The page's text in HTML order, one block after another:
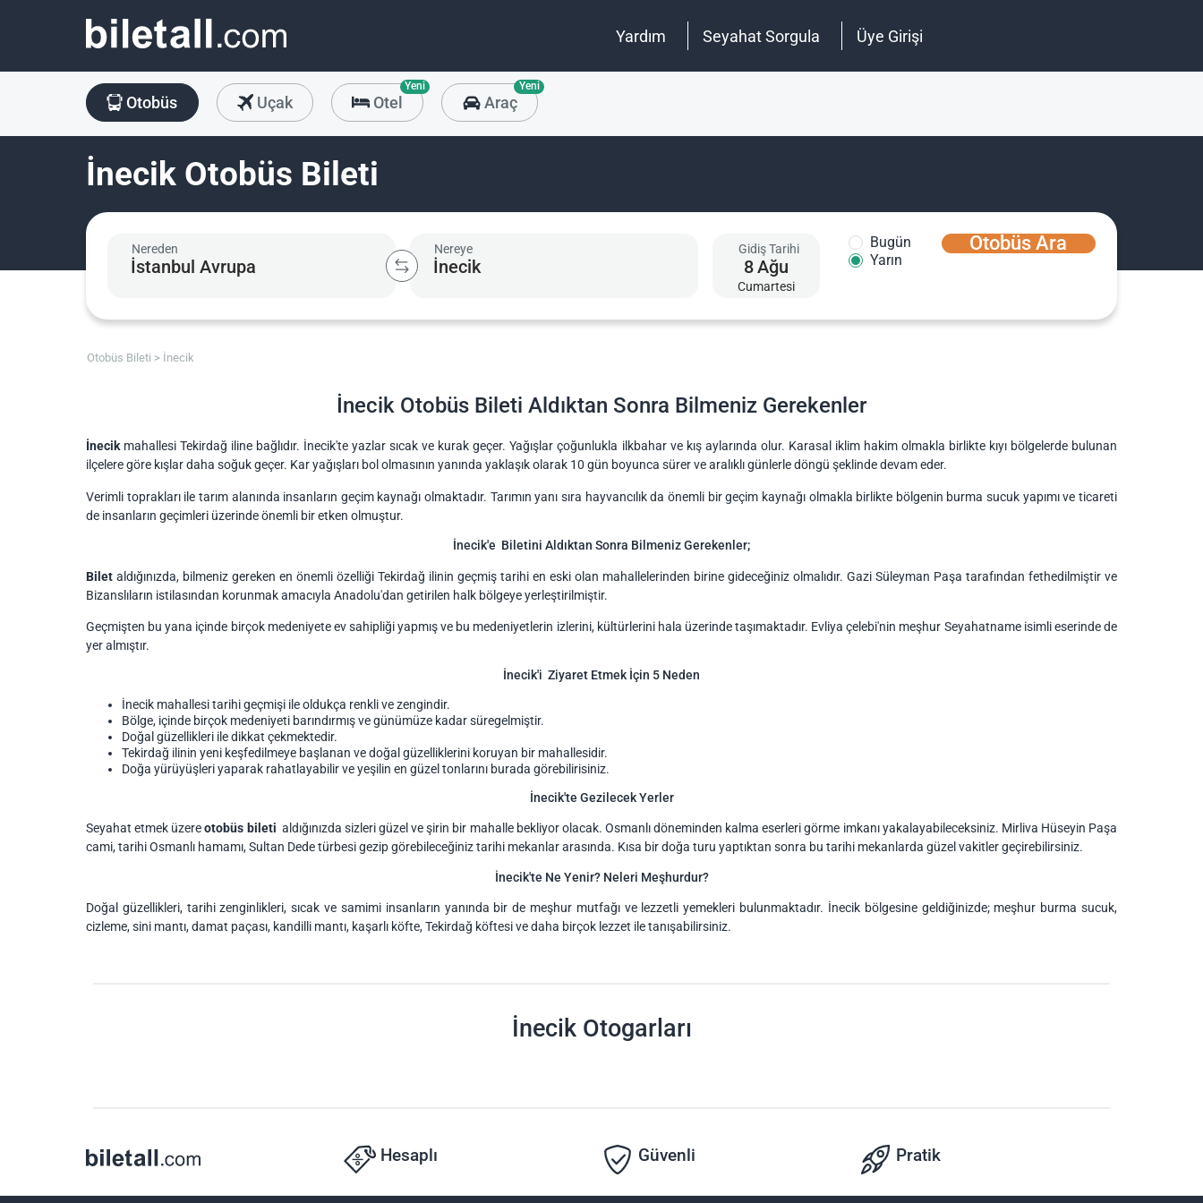
Yardım Seyahat Sorgula Üye Girişi
Otobüs Uçak Otel
Yeni
Araç
Yeni
İnecik Otobüs Bileti
Nereden Nereye Gidiş Tarihi
8Ağu
Cumartesi
Bugün
Yarın
Otobüs Ara
Otobüs Bileti İnecik
İnecik Otobüs Bileti Aldıktan Sonra Bilmeniz Gerekenler
İnecikmahallesi Tekirdağ iline bağlıdır. İnecik'te yazlar sıcak ve kurak geçer. Yağışlar çoğunlukla ilkbahar ve kış aylarında olur. Karasal iklim hakim olmakla birlikte kıyı bölgelerde bulunan
ilçelere göre kışlar daha soğuk geçer. Kar yağışları bol olmasının yanında yaklaşık olarak 10 gün boyunca sürer ve aralıklı günlerle döngü şeklinde devam eder.
Verimli toprakları ile tarım alanında insanların geçim kaynağı olmaktadır. Tarımın yanı sıra hayvancılık da önemli bir geçim kaynağı olmakla birlikte bölgenin burma sucuk yapımı ve ticareti
de insanların geçimleri üzerinde önemli bir etken olmuştur.
İnecik'e Biletini Aldıktan Sonra Bilmeniz Gerekenler;
Bilet aldığınızda, bilmeniz gereken en önemli özelliği Tekirdağ ilinin geçmiş tarihi en eski olan mahallelerinden birine gideceğiniz olmalıdır. Gazi Süleyman Paşa tarafından fethedilmiştir ve
Bizanslıların istilasından korunmak amacıyla Anadolu'dan getirilen halk bölgeye yerleştirilmiştir.
Geçmişten bu yana içinde birçok medeniyete ev sahipliği yapmış ve bu medeniyetlerin izlerini, kültürlerini hala üzerinde taşımaktadır. Evliya çelebi'nin meşhur Seyahatname isimli eserinde de
yer almıştır.
İnecik'i Ziyaret Etmek İçin 5 Neden
İnecik mahallesi tarihi geçmişi ile oldukça renkli ve zengindir.
Bölge, içinde birçok medeniyeti barındırmış ve günümüze kadar süregelmiştir.
Doğal güzellikleri ile dikkat çekmektedir.
Tekirdağ ilinin yeni keşfedilmeye başlanan ve doğal güzelliklerini koruyan bir mahallesidir.
Doğa yürüyüşleri yaparak rahatlayabilir ve yeşilin en güzel tonlarını burada görebilirisiniz.
İnecik'te Gezilecek Yerler
Seyahat etmek üzereotobüs bileti aldığınızda sizleri güzel ve şirin bir mahalle bekliyor olacak. Osmanlı döneminden kalma eserleri görme imkanı yakalayabileceksiniz. Mirliva Hüseyin Paşa
cami, tarihi Osmanlı hamamı, Sultan Dede türbesi gezip görebileceğiniz tarihi mekanlar arasında. Kısa bir doğa turu yaptıktan sonra bu tarihi mekanlarda güzel vakitler geçirebilirsiniz.
İnecik'te Ne Yenir? Neleri Meşhurdur?
Doğal güzellikleri, tarihi zenginlikleri, sıcak ve samimi insanların yanında bir de meşhur mutfağı ve lezzetli yemekleri bulunmaktadır. İnecik bölgesine geldiğinizde; meşhur burma sucuk,
cizleme, sini mantı, damat paçası, kandilli mantı, kaşarlı köfte, Tekirdağ köftesi ve daha birçok lezzet ile tanışabilirsiniz.
İnecik Otogarları
Hesaplı Güvenli Pratik